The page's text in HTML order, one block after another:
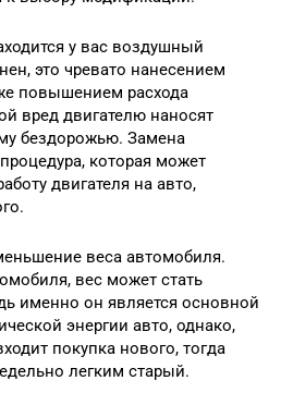
у вас воздушный
это чревато нанесением
повышением расхода
вред двигателю наносят
бездорожью. Замена
которая может
двигателя на авто,
веса автомобиля.
вес может стать
именно он является основной
энергии авто, однако,
покупка нового, тогда
легким старый.